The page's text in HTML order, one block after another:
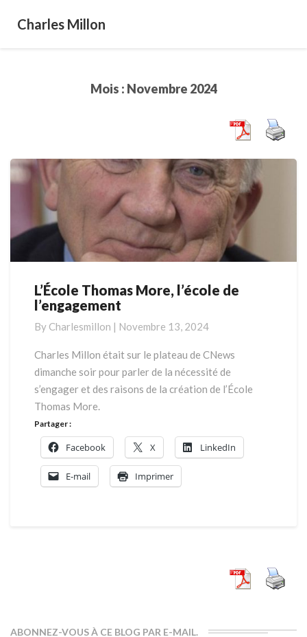
Charles Millon
Mois : Novembre 2024
L’École
Thomas
l’école
de
L’École Thomas More, l’école de
l’engagement
By Charlesmillon | Novembre 13, 2024
Charles Millon était sur le plateau de CNews
dimanche soir pour parler de la nécessité de
s’engager et des raisons de la création de l’École
Thomas More.
Partager :
Facebook X LinkedIn
E-mail Imprimer
ABONNEZ-VOUS À CE BLOG PAR E-MAIL.